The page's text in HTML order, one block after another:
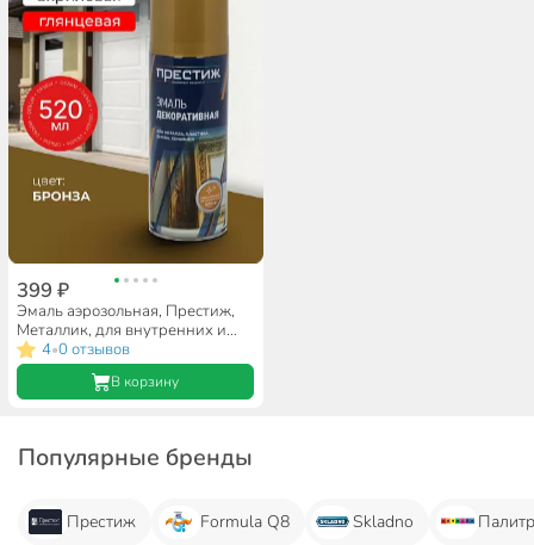
399 ₽
Эмаль аэрозольная, Престиж,
Металлик, для внутренних и
наружных работ, акриловая,
глянцевая, бронза, 520 мл
4•0 отзывов
В корзину
Популярные бренды
Престиж Formula Q8 Skladno